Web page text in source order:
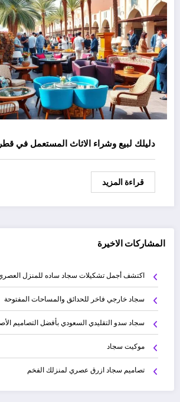
دليلك لبيع وشراء الاثاث المستعمل في قطر
قراءة المزيد
المشاركات الاخيرة
اكتشف أجمل تشكيلات سجاد ساده للمنزل
سجاد خارجي فاخر للحدائق والمساحات المفتوحة
سجاد سدو التقليدي السعودي بأفضل التصاميم
موكيت سجاد
تصاميم سجاد ازرق عصري لمنزلك الفخم